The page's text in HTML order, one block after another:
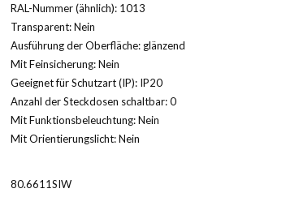
RAL-Nummer (ähnlich): 1013
Transparent: Nein
Ausführung der Oberfläche: glänzend
Mit Feinsicherung: Nein
Geeignet für Schutzart (IP): IP20
Anzahl der Steckdosen schaltbar: 0
Mit Funktionsbeleuchtung: Nein
Mit Orientierungslicht: Nein
80.6611SIW